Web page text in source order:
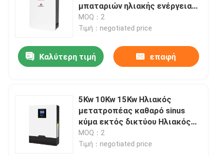
μπαταριών ηλιακής ενέργειας
υψηλής τάσης αναστροφέων
MOQ：2
Τιμή：negotiated price
Καλύτερη τιμή επαφή
5Kw 10Kw 15Kw Ηλιακός
μετατροπέας καθαρό sinus
κύμα εκτός δικτύου Ηλιακός
υβριδικός μετατροπέας 3
φάσης
MOQ：2
Τιμή：negotiated price